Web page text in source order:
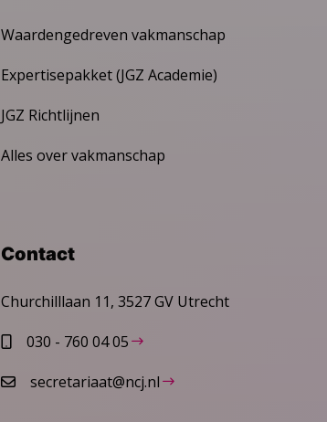
Waardengedreven vakmanschap
Expertisepakket (JGZ Academie)
JGZ Richtlijnen
Alles over vakmanschap
Contact
Churchilllaan 11, 3527 GV Utrecht
030 - 760 04 05
secretariaat@ncj.nl